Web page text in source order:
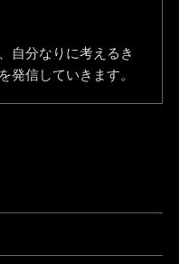
自分なりに考えるき
発信していきます。